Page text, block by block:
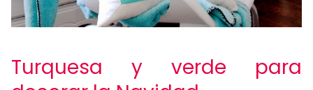
Turquesa y verde para